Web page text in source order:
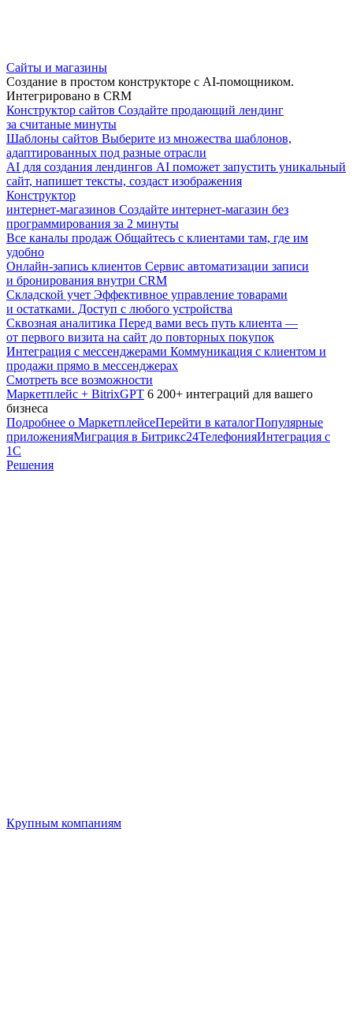
Сайты и магазины
Создание в простом конструкторе с AI-помощником.
Интегрировано в CRM
Конструктор сайтов Создайте продающий лендинг
за считаные минуты
Шаблоны сайтов Выберите из множества шаблонов,
адаптированных под разные отрасли
AI для создания лендингов AI поможет запустить уникальный
сайт, напишет тексты, создаст изображения
Конструктор
интернет-магазинов Создайте интернет-магазин без
программирования за 2 минуты
Все каналы продаж Общайтесь с клиентами там, где им
удобно
Онлайн-запись клиентов Сервис автоматизации записи
и бронирования внутри CRM
Складской учет Эффективное управление товарами
и остатками. Доступ с любого устройства
Сквозная аналитика Перед вами весь путь клиента —
от первого визита на сайт до повторных покупок
Интеграция с мессенджерами Коммуникация с клиентом и
продажи прямо в мессенджерах
Смотреть все возможности
Маркетплейс + BitrixGPT 6 200+ интеграций для вашего
бизнеса
Подробнее о МаркетплейсеПерейти в каталогПопулярные
приложенияМиграция в Битрикс24ТелефонияИнтеграция с
1С
Решения
Крупным компаниям